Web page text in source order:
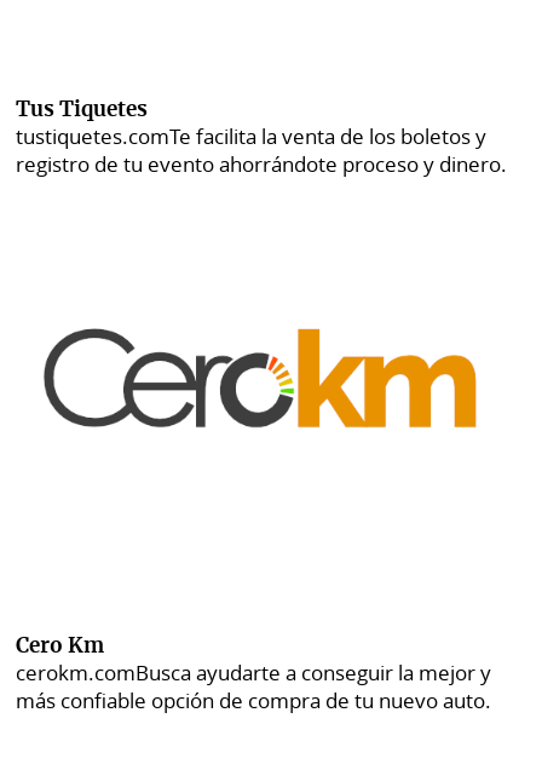
Tus Tiquetes
tustiquetes.comTe facilita la venta de los boletos y
registro de tu evento ahorrándote proceso y dinero.
Cero Km
cerokm.comBusca ayudarte a conseguir la mejor y
más confiable opción de compra de tu nuevo auto.